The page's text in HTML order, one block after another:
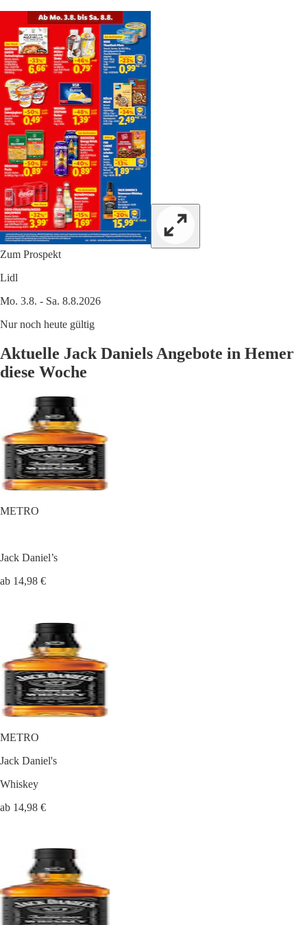
Zum Prospekt
Lidl
Mo. 3.8. - Sa. 8.8.2026
Nur noch heute gültig
Aktuelle Jack Daniels Angebote in Hemer
diese Woche
METRO
Jack Daniel’s
ab 14,98 €
METRO
Jack Daniel's
Whiskey
ab 14,98 €